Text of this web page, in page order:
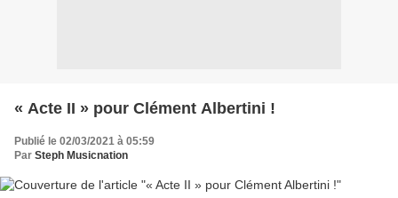
« Acte II » pour Clément Albertini !
Publié le 02/03/2021 à 05:59
Par Steph Musicnation